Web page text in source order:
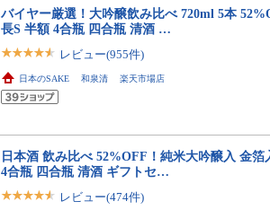
バイヤー厳選！大吟醸飲み比べ 720ml 5本
長S 半額 4合瓶 四合瓶 清酒 …
レビュー(955件)
日本のSAKE 和泉清 楽天市場店
日本酒 飲み比べ 52%OFF！純米大吟醸入 金
4合瓶 四合瓶 清酒 ギフトセ…
レビュー(474件)